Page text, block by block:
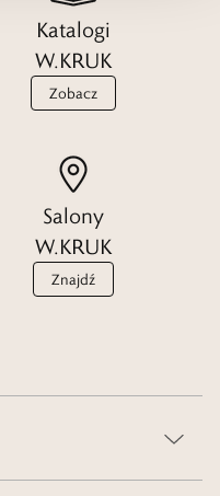
Katalogi
W.KRUK
Zobacz
Salony
W.KRUK
Znajdź